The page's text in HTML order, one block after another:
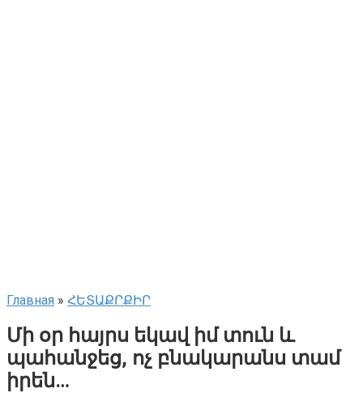
Главная » ՀԵՏԱՔՐՔԻՐ
Մի օր հայրս եկավ իմ տուն և
պահանջեց, ոչ բնակարանս տամ
իրեն…